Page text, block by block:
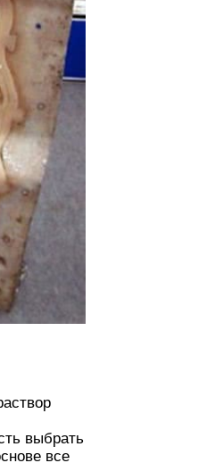
выбрать
все